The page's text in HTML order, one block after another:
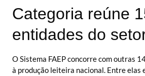
Categoria reúne
entidades do
O Sistema FAEP concorre com outras
à produção leiteira nacional. Entre elas